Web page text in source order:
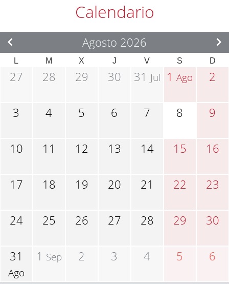
Calendario
Agosto 2026
L M X J V S D
27 28 29 30 31 Jul 1Ago 2
3 4 5 6 7 8 9
10 11 12 13 14 15 16
17 18 19 20 21 22 23
24 25 26 27 28 29 30
31
Ago
1 Sep 2 3 4 5 6